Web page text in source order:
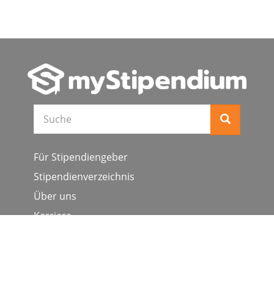
Suche
Für Stipendiengeber
Stipendienverzeichnis
Über uns
Karriere